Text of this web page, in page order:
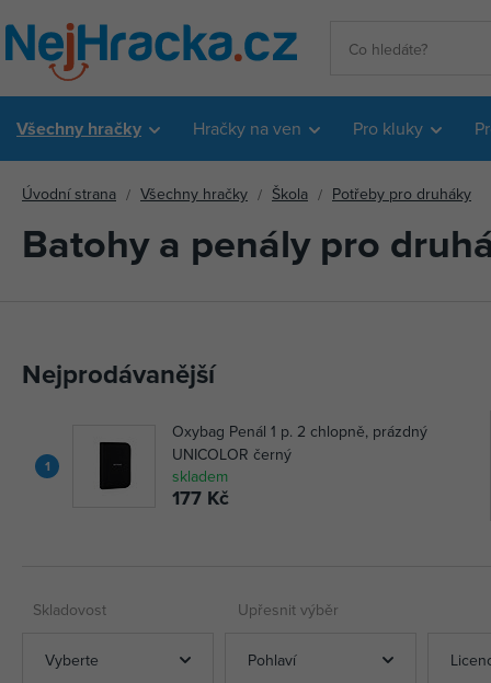
Všechny hračky Hračky na ven Pro kluky
Úvodní strana Všechny hračky Škola Potřeby pro druháky
Batohy a penály pro
Nejprodávanější
1
Oxybag Penál 1 p. 2 chlopně, prázdný
UNICOLOR černý
skladem
177 Kč
Skladovost Upřesnit výběr
Vyberte Pohlaví